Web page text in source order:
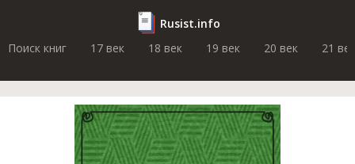
Rusist.info
Поиск книг
17 век 18 век 19 век 20 век 21 век